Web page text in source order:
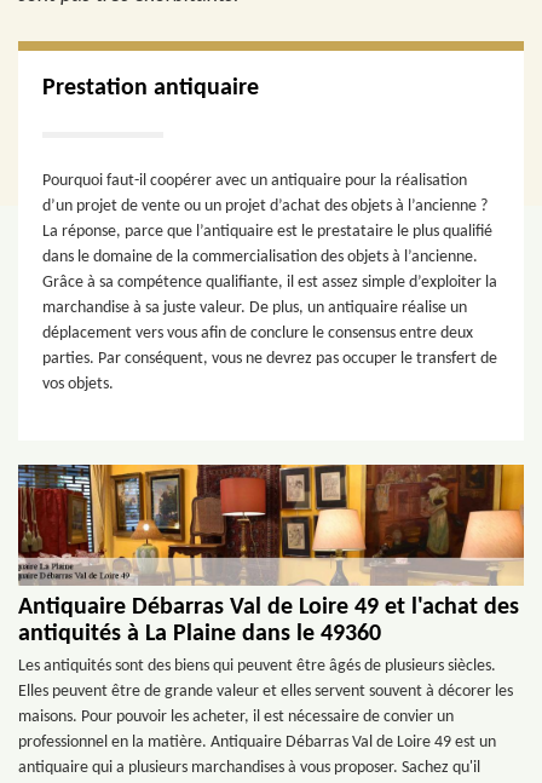
Prestation antiquaire
Pourquoi faut-il coopérer avec un antiquaire pour la réalisation
d’un projet de vente ou un projet d’achat des objets à l’ancienne ?
La réponse, parce que l’antiquaire est le prestataire le plus qualifié
dans le domaine de la commercialisation des objets à l’ancienne.
Grâce à sa compétence qualifiante, il est assez simple d’exploiter la
marchandise à sa juste valeur. De plus, un antiquaire réalise un
déplacement vers vous afin de conclure le consensus entre deux
parties. Par conséquent, vous ne devrez pas occuper le transfert de
vos objets.
Antiquaire Débarras Val de Loire 49 et l'achat des
antiquités à La Plaine dans le 49360
Les antiquités sont des biens qui peuvent être âgés de plusieurs siècles.
Elles peuvent être de grande valeur et elles servent souvent à décorer les
maisons. Pour pouvoir les acheter, il est nécessaire de convier un
professionnel en la matière. Antiquaire Débarras Val de Loire 49 est un
antiquaire qui a plusieurs marchandises à vous proposer. Sachez qu'il